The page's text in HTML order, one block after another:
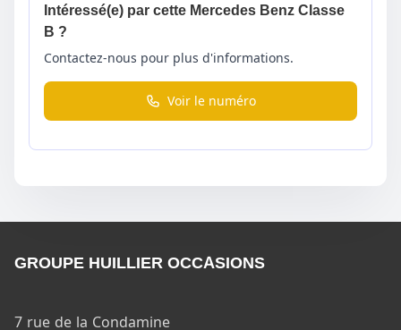
Intéressé(e) par cette Mercedes Benz Classe
B ?
Contactez-nous pour plus d'informations.
Voir le numéro
GROUPE HUILLIER OCCASIONS
7 rue de la Condamine